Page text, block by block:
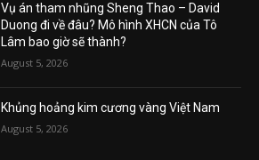
Vụ án tham nhũng Sheng Thao – David
Duong đi về đâu? Mô hình XHCN của Tô
Lâm bao giờ sẽ thành?
August 5, 2026
Khủng hoảng kim cương vàng Việt Nam
August 5, 2026